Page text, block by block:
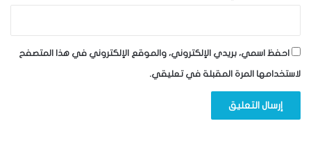
احفظ اسمي، بريدي الإلكتروني، والموقع الإلكتروني في هذا المتصفح
لاستخدامها المرة المقبلة في تعليقي.